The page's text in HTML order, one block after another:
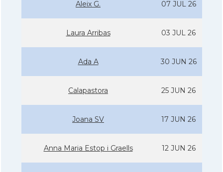
Aleix G. 07 JUL 26
Laura Arribas 03 JUL 26
Ada A 30 JUN 26
Calapastora 25 JUN 26
Joana SV 17 JUN 26
Anna Maria Estop i Graells 12 JUN 26